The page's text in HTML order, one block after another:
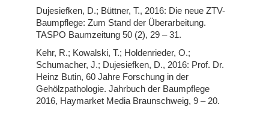
Dujesiefken, D.; Büttner, T., 2016: Die neue ZTV-
Baumpflege: Zum Stand der Überarbeitung.
TASPO Baumzeitung 50 (2), 29 – 31.
Kehr, R.; Kowalski, T.; Holdenrieder, O.;
Schumacher, J.; Dujesiefken, D., 2016: Prof. Dr.
Heinz Butin, 60 Jahre Forschung in der
Gehölzpathologie. Jahrbuch der Baumpflege
2016, Haymarket Media Braunschweig, 9 – 20.